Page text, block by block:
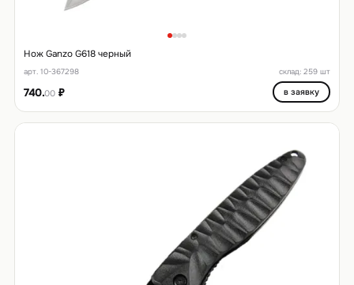
Нож Ganzo G618 черный
арт. 10-367298 склад: 259 шт
740.00₽ в заявку